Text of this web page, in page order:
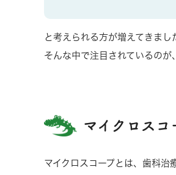
と考えられる方が増えてきまし
そんな中で注目されているのが
マイクロスコ
マイクロスコープとは、歯科